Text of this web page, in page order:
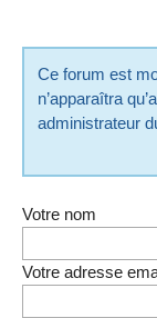
Ce forum est
n’apparaîtra
administrateur
Votre nom
Votre adresse